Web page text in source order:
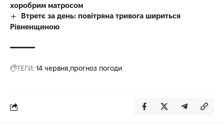
хоробрим матросом
Втретє за день: повітряна тривога шириться
Рівненщиною
ТЕГИ: 14 червня прогноз погоди